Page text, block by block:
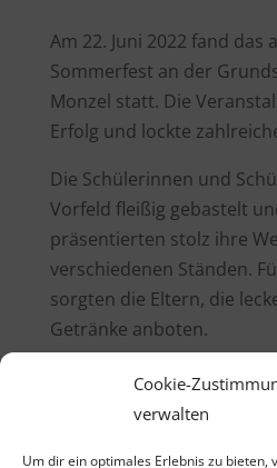
Cookie-
verwalten
Um dir ein optimales Erlebnis zu bieten,
Am 22. Juni 2022 fand das
Sommerfest an der
Monzel statt. Die
Erfolg und lockte
Die Schülerinnen und
Vorfeld fleißig gebastelt
präsentierten stolz ihre
verschiedenen Ständen.
sorgten die Eltern, die
Getränke anboten.
Die Kinder konnten sich
verschiedenen Spielen